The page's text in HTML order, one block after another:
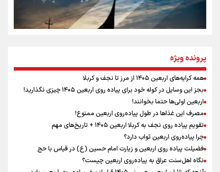
سه حسرتی که به دلم ماند
نگاه تمدنی رهبر شهید به فضای مجازی
رابطه کارگر و کارفرما در اندیشه رهبر شهید: از تضاد به
زوجیت
اینفو برنا / توصیه‌هایی طلایی برای پیاده روی اربعین
پرونده ویژه
همه کرایه‌های اربعین ۱۴۰۵ از مرز تا نجف و کربلا
بجز این وسایل در کوله خود برای پیاده روی اربعین ۱۴۰۵ چیزی نگذارید!
اربعین اولی‌ها حتما بخوانند!
مصرف این غذاها در طول پیاده‌روی اربعین ممنوع!
تقویم پیاده روی نجف به کربلا اربعین ۱۴۰۵ + تاریخ‌های مهم
چرا پیاده‌روی اربعین ثواب دارد؟
فضیلت پیاده روی اربعین و زیارت امام حسین (ع) در قیاس با حج
نگاه اهل‌سنت عراق به پیاده‌روی اربعین چیست؟